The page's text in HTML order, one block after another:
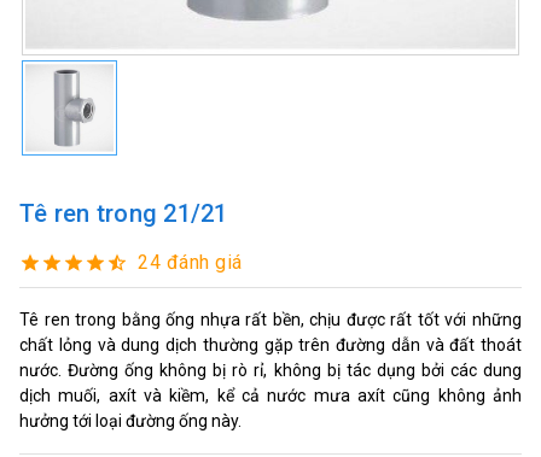
Tê ren trong 21/21
24 đánh giá
Tê ren trong bằng ống nhựa rất bền, chịu được rất tốt với những
chất lỏng và dung dịch thường gặp trên đường dẫn và đất thoát
nước. Đường ống không bị rò rỉ, không bị tác dụng bởi các dung
dịch muối, axít và kiềm, kể cả nước mưa axít cũng không ảnh
hưởng tới loại đường ống này.